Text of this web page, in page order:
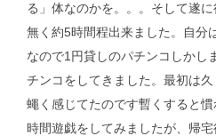
る」体なのかを。。。そして遂
無く約5時間程出来ました。自分
なので1円貸しのパチンコしかし
チンコをしてきました。最初は
蠅く感じてたのです暫くすると
時間遊戯をしてみましたが、帰